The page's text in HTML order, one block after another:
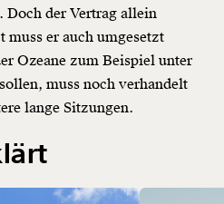
Doch der Vertrag allein
muss er auch umgesetzt
Ozeane zum Beispiel unter
muss noch verhandelt
lange Sitzungen.